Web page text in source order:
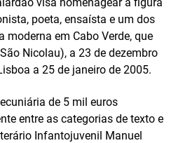
poeta, ensaísta e um dos
em Cabo Verde, que
Nicolau), a 23 de dezembro
a 25 de janeiro de 2005.
de 5 mil euros
entre as categorias de texto e
Infantojuvenil Manuel